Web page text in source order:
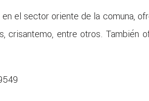
el sector oriente de la comuna,
crisantemo, entre otros.